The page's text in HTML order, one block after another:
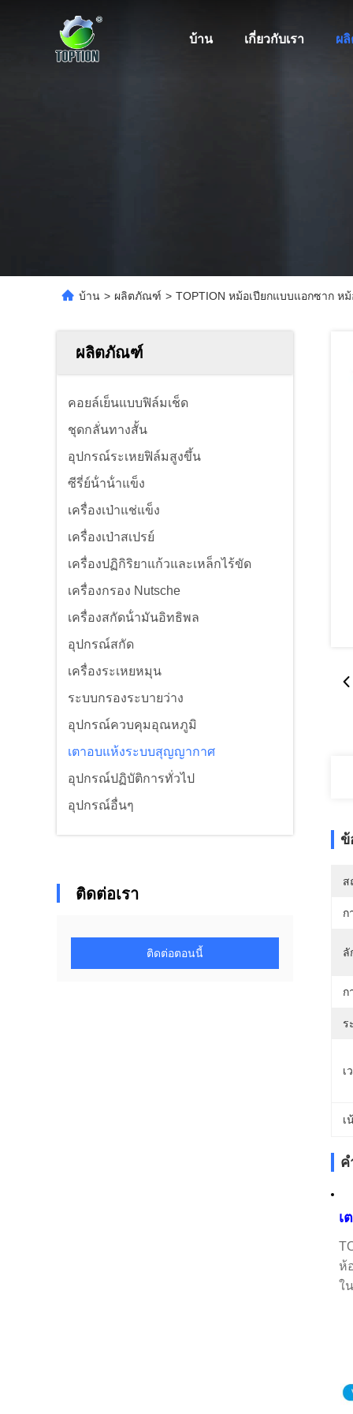
บ้าน เกี่ยวกับเรา ผ
บ้าน > ผลิตภัณฑ์ > TOPTION หม้อเปียกแบบแอกซาก ห
ผลิตภัณฑ์
คอยล์เย็นแบบฟิล์มเช็ด
ชุดกลั่นทางสั้น
อุปกรณ์ระเหยฟิล์มสูงขึ้น
ซีรี่ย์น้ําน้ําแข็ง
เครื่องเป่าแช่แข็ง
เครื่องเป่าสเปรย์
เครื่องปฏิกิริยาแก้วและเหล็กไร้ขัด
เครื่องกรอง Nutsche
เครื่องสกัดน้ํามันอิทธิพล
อุปกรณ์สกัด
เครื่องระเหยหมุน
ระบบกรองระบายว่าง
อุปกรณ์ควบคุมอุณหภูมิ
เตาอบแห้งระบบสุญญากาศ
อุปกรณ์ปฏิบัติการทั่วไป
อุปกรณ์อื่นๆ
ติดต่อเรา
ติดต่อตอนนี้
ข้
ส
ก
ลั
ก
ร
เ
เ
คํ
เ
ห้
ใ